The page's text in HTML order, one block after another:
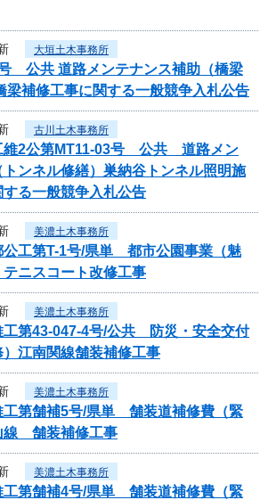
大垣土木事務所
公共 道路メンテナンス補助（橋梁
梁補修工事に関する一般競争入札公告
古川土木事務所
維2公第MT11-03号 公共 道路メン
ンネル修繕）巣納谷トンネル照明施
る一般競争入札公告
美濃土木事務所
公工第T-1号/県単 都市公園事業（魅
ニスコート改修工事
美濃土木事務所
工第43-047-4号/公共 防災・安全交付
江南関線舗装補修工事
美濃土木事務所
工第舗補5号/県単 舗装道補修費（緊
線 舗装補修工事
美濃土木事務所
工第舗補4号/県単 舗装道補修費（緊